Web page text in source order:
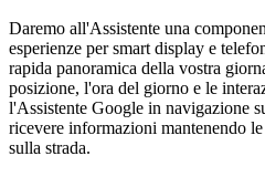
Daremo all'Assistente una
esperienze per smart display e
rapida panoramica della vostra
posizione, l'ora del giorno e le
l'Assistente Google in navigazione
ricevere informazioni mantenendo
sulla strada.